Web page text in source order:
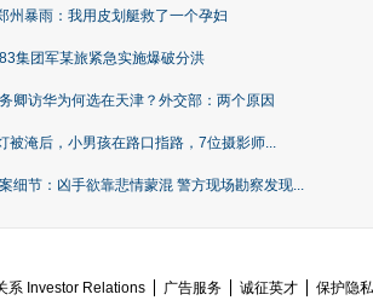
州暴雨：我用皮划艇救了一个孕妇
集团军某旅紧急实施爆破分洪
卿访华为何选在天津？外交部：两个原因
被淹后，小男孩在路口指路，7位摄影师...
细节：凶手欲靠悲情蒙混 警方现场勘察发现...
系 Investor Relations 广告服务 诚征英才
保护隐